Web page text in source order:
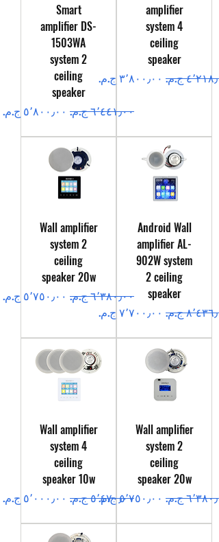
amplifier
system 4
ceiling
speaker
عادي
سعر البيع
Smart
amplifier DS-
1503WA
system 2
ceiling
speaker
سعر عادي
سعر البيع
Android Wall
amplifier AL-
902W system
2 ceiling
speaker
عادي
سعر البيع
Wall amplifier
system 2
ceiling
speaker 20w
سعر عادي
سعر البيع
Wall amplifier
system 2
ceiling
speaker 20w
عادي
سعر البيع
Wall amplifier
system 4
ceiling
speaker 10w
سعر عادي
سعر البيع